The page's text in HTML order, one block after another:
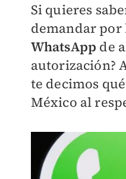
Si quieres
demandar por
WhatsApp de
autorización?
te decimos
México al